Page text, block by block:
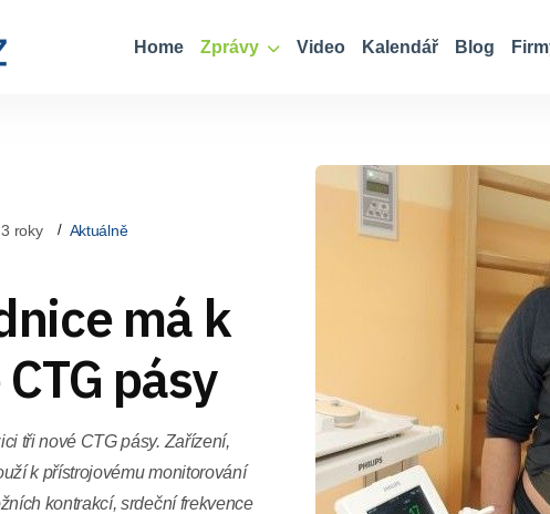
Home Zprávy Video Kalendář Blog
roky Aktuálně
má k
pásy
tři nové CTG pásy. Zařízení,
k přístrojovému monitorování
kontrakcí, srdeční frekvence